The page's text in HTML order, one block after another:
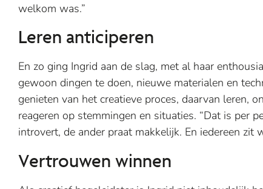
welkom was.”
Leren anticiperen
En zo ging Ingrid aan de slag, met al haar
gewoon dingen te doen, nieuwe materialen en
genieten van het creatieve proces, daarvan leren,
reageren op stemmingen en situaties. “Dat is per
introvert, de ander praat makkelijk. En iedereen zit
Vertrouwen winnen